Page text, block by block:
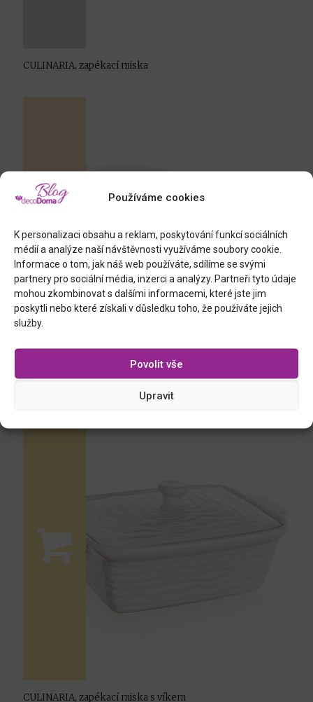
Používáme cookies
K personalizaci obsahu a reklam, poskytování funkcí sociálních
médií a analýze naší návštěvnosti využíváme soubory cookie.
Informace o tom, jak náš web používáte, sdílíme se svými
partnery pro sociální média, inzerci a analýzy. Partneři tyto údaje
mohou zkombinovat s dalšími informacemi, které jste jim
poskytli nebo které získali v důsledku toho, že používáte jejich
služby.
Povolit vše
Upravit
CULINARIA, zapékací miska
MODENO, miska s podložkou
CULINARIA, zapékací miska s víkem